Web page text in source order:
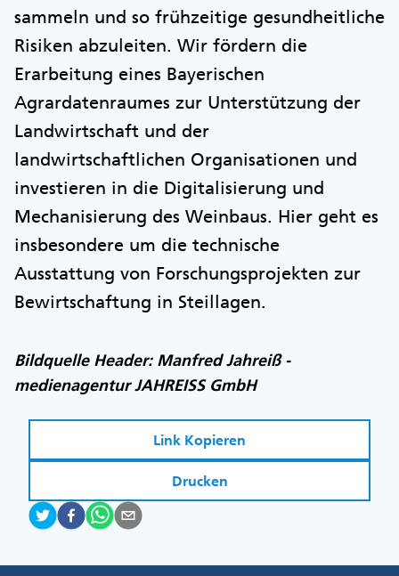
sammeln und so frühzeitige gesundheitliche
Risiken abzuleiten. Wir fördern die
Erarbeitung eines Bayerischen
Agrardatenraumes zur Unterstützung der
Landwirtschaft und der
landwirtschaftlichen Organisationen und
investieren in die Digitalisierung und
Mechanisierung des Weinbaus. Hier geht es
insbesondere um die technische
Ausstattung von Forschungsprojekten zur
Bewirtschaftung in Steillagen.
Bildquelle Header: Manfred Jahreiß -
medienagentur JAHREISS GmbH
Link Kopieren
Drucken